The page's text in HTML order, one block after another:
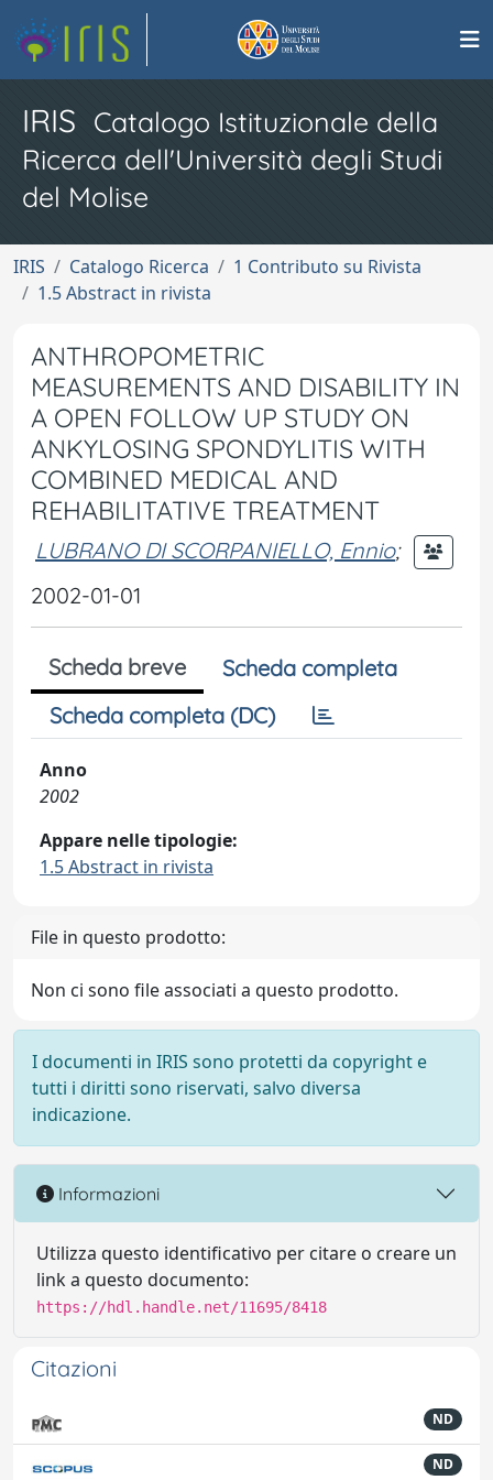
IRIS Catalogo Istituzionale della
Ricerca dell'Università degli Studi
del Molise
IRIS Catalogo Ricerca
1 Contributo su Rivista
1.5 Abstract in rivista
ANTHROPOMETRIC
MEASUREMENTS AND DISABILITY IN
A OPEN FOLLOW UP STUDY ON
ANKYLOSING SPONDYLITIS WITH
COMBINED MEDICAL AND
REHABILITATIVE TREATMENT
LUBRANO DI SCORPANIELLO, Ennio;
2002-01-01
Scheda breve
Scheda completa
Scheda completa (DC)
Anno
2002
Appare nelle tipologie:
1.5 Abstract in rivista
File in questo prodotto:
Non ci sono file associati a questo prodotto.
I documenti in IRIS sono protetti da copyright e
tutti i diritti sono riservati, salvo diversa
indicazione.
Informazioni
Utilizza questo identificativo per citare o creare un
link a questo documento:
https://hdl.handle.net/11695/8418
Citazioni
ND
ND